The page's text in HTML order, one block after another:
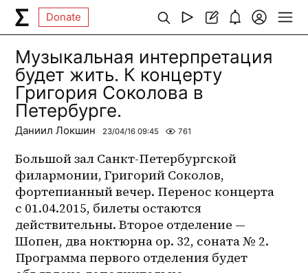
Donate
Музыкальная интерпретация
будет жить. К концерту
Григория Соколова в
Петербурге.
Даниил Локшин 23/04/16 09:45 761
Большой зал Санкт-Петербургской
филармонии, Григорий Соколов,
фортепианный вечер. Перенос концерта
с 01.04.2015, билеты остаются
действительны. Второе отделение —
Шопен, два ноктюрна op. 32, соната № 2.
Программа первого отделения будет